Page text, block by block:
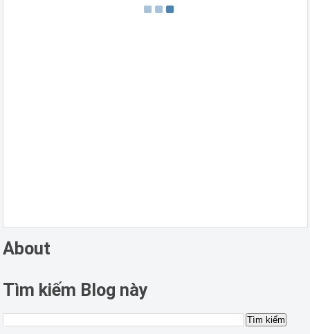
About
Tìm kiếm Blog này